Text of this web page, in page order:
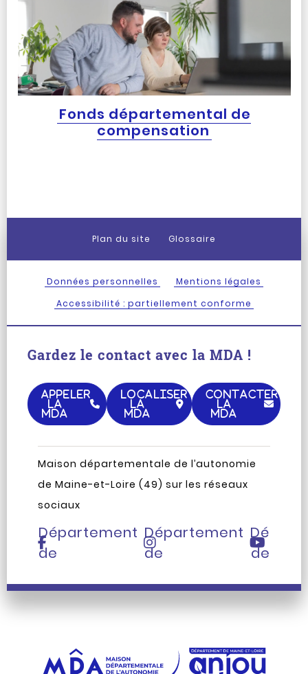
Fonds départemental de
compensation
Plan du site Glossaire
Données personnelles
Mentions légales
Accessibilité : partiellement conforme
Gardez le contact avec la MDA !
APPELER
LA
MDA
LOCALISER
LA
MDA
CONTACTER
LA
MDA
Maison départementale de l’autonomie
de Maine-et-Loire (49) sur les réseaux
sociaux
Page
Facebook
du
Département
de
et-
Loire
Compte
Instagram
Département
de
et-
Loire
Chaîne
de
et-
Loire